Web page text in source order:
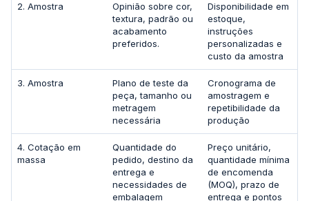
2. Amostra
Opinião sobre cor,
textura, padrão ou
acabamento
preferidos.
Disponibilidade em
estoque,
instruções
personalizadas e
custo da amostra
3. Amostra
Plano de teste da
peça, tamanho ou
metragem
necessária
Cronograma de
amostragem e
repetibilidade da
produção
4. Cotação em
massa
Quantidade do
pedido, destino da
entrega e
necessidades de
embalagem
Preço unitário,
quantidade mínima
de encomenda
(MOQ), prazo de
entrega e pontos